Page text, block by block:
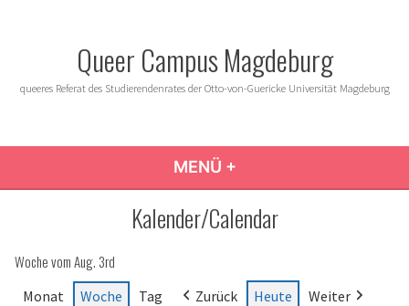
Queer Campus Magdeburg
queeres Referat des Studierendenrates der Otto-von-Guericke Universität Magdeburg
MENÜ +
Kalender/Calendar
Woche vom Aug. 3rd
Monat Woche Tag Zurück Heute Weiter